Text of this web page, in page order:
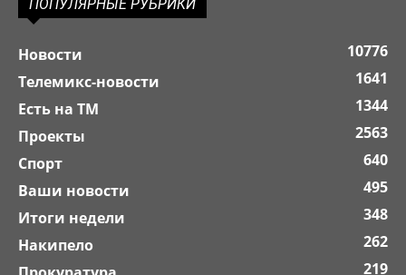
ПОПУЛЯРНЫЕ РУБРИКИ
Новости
10776
Телемикс-новости
1641
Есть на ТМ
1344
Проекты
2563
Спорт
640
Ваши новости
495
Итоги недели
348
Накипело
262
219